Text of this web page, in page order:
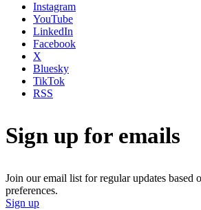
Instagram
YouTube
LinkedIn
Facebook
X
Bluesky
TikTok
RSS
Sign up for emails
Join our email list for regular updates based
preferences.
Sign up